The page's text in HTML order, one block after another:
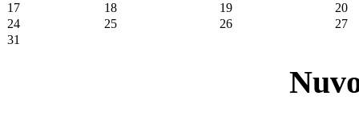
17
18 19
20
24
25 26
27
31